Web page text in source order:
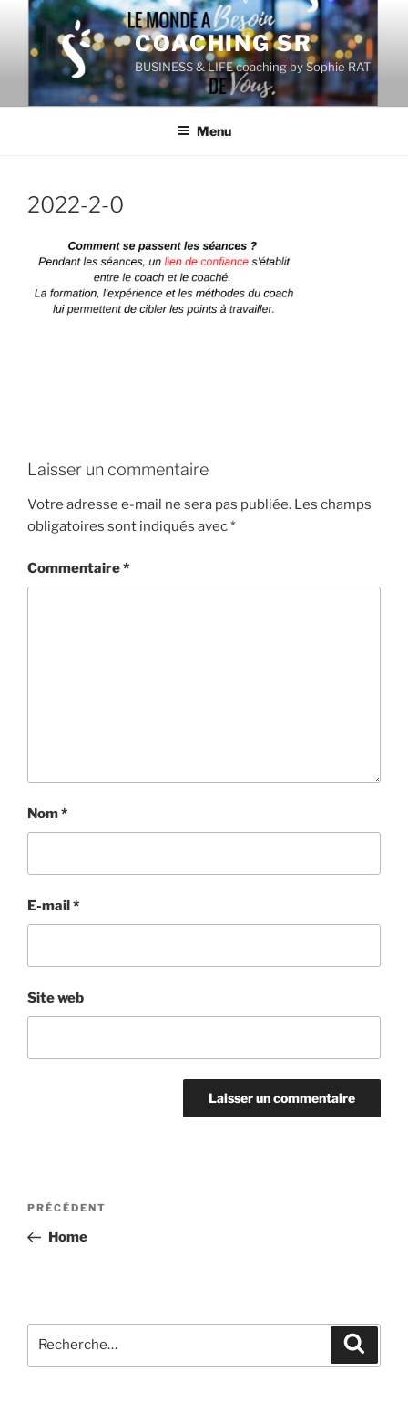
Aller
contenu
principal
COACHING SR
BUSINESS & LIFE coaching by Sophie RAT
Menu
2022-2-0
Laisser un commentaire
Votre adresse e-mail ne sera pas publiée. Les champs
obligatoires sont indiqués avec*
Commentaire*
Nom*
E-mail*
Site web
Navigation
l’article
Article
précédent
PRÉCÉDENT
Home
pour